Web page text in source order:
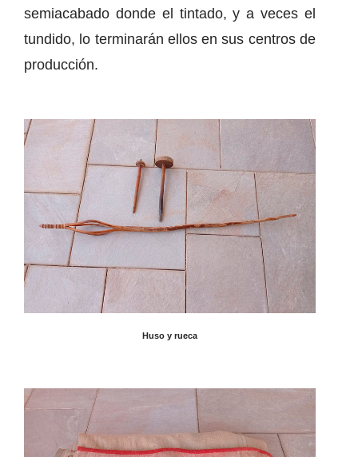
semiacabado donde el tintado, y a veces el
tundido, lo terminarán ellos en sus centros de
producción.
Huso y rueca